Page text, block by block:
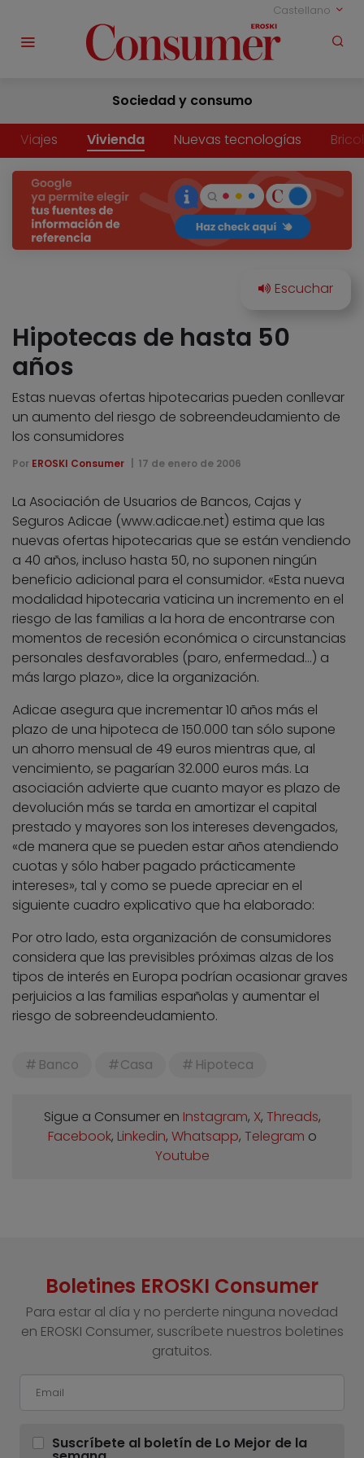
Castellano
Sociedad y consumo
Viajes Vivienda Nuevas tecnologías
Hipotecas de hasta 50
años
Estas nuevas ofertas hipotecarias pueden conllevar
un aumento del riesgo de sobreendeudamiento de
los consumidores
Por EROSKI Consumer 17 de enero de 2006
La Asociación de Usuarios de Bancos, Cajas y
Seguros Adicae (www.adicae.net) estima que las
nuevas ofertas hipotecarias que se están vendiendo
a 40 años, incluso hasta 50, no suponen ningún
beneficio adicional para el consumidor. «Esta nueva
modalidad hipotecaria vaticina un incremento en el
riesgo de las familias a la hora de encontrarse con
momentos de recesión económica o circunstancias
personales desfavorables (paro, enfermedad…) a
más largo plazo», dice la organización.
Adicae asegura que incrementar 10 años más el
plazo de una hipoteca de 150.000 tan sólo supone
un ahorro mensual de 49 euros mientras que, al
vencimiento, se pagarían 32.000 euros más. La
asociación advierte que cuanto mayor es plazo de
devolución más se tarda en amortizar el capital
prestado y mayores son los intereses devengados,
«de manera que se pueden estar años atendiendo
cuotas y sólo haber pagado prácticamente
intereses», tal y como se puede apreciar en el
siguiente cuadro explicativo que ha elaborado:
Por otro lado, esta organización de consumidores
considera que las previsibles próximas alzas de los
tipos de interés en Europa podrían ocasionar graves
perjuicios a las familias españolas y aumentar el
riesgo de sobreendeudamiento.
Banco Casa Hipoteca
Sigue a Consumer en Instagram, X, Threads,
Facebook, Linkedin, Whatsapp, Telegram o
Youtube
Boletines EROSKI Consumer
Para estar al día y no perderte ninguna novedad
en EROSKI Consumer, suscríbete nuestros boletines
gratuitos.
Suscríbete al boletín de Lo Mejor de la